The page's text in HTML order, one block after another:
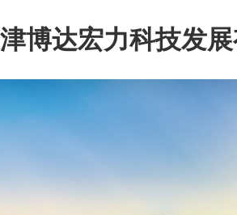
博达宏力科技发